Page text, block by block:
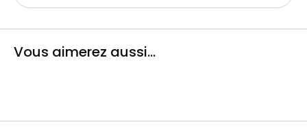
Vous aimerez aussi...